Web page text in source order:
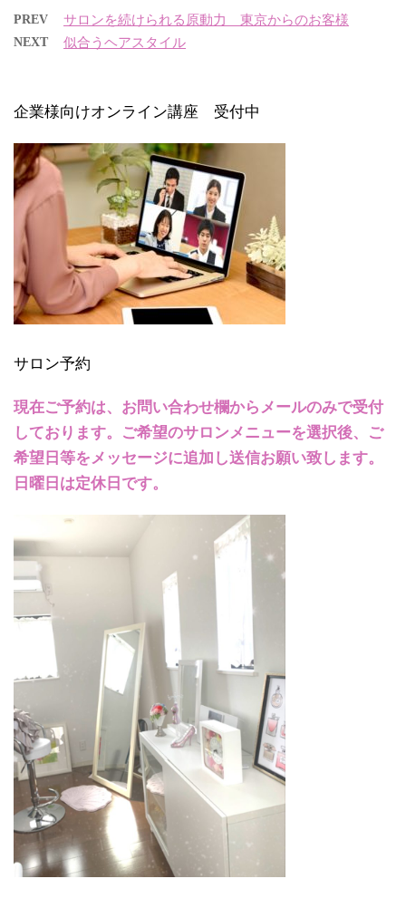
PREV サロンを続けられる原動力 東京からのお客様
NEXT 似合うヘアスタイル
企業様向けオンライン講座 受付中
サロン予約
現在ご予約は、お問い合わせ欄からメールのみで受付
しております。ご希望のサロンメニューを選択後、ご
希望日等をメッセージに追加し送信お願い致します。
日曜日は定休日です。